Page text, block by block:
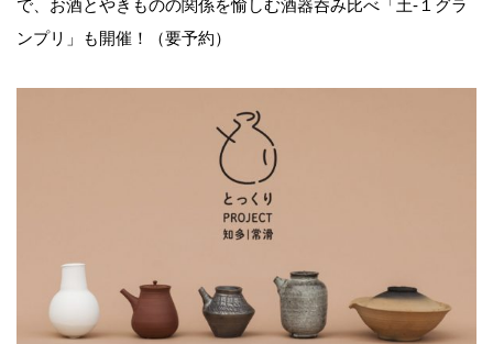
で、お酒とやきものの関係を愉しむ酒器呑み比べ「土-１グラ
ンプリ」も開催！（要予約）